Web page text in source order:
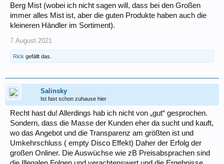
Berg Mist (wobei ich nicht sagen will, dass bei den Großen
immer alles Mist ist, aber die guten Produkte haben auch die
kleineren Händler im Sortiment).
7.August.2021
Rick gefällt das.
Salinsky
Ist fast schon zuhause hier
Recht hast du! Allerdings hab ich nicht von „gut“ gesprochen.
Sondern, dass die Masse der Kunden eher da sucht und kauft,
wo das Angebot und die Transparenz am größten ist und
Umkehrschluss ( empty Disco Effekt) Daher der Erfolg der
großen Onliner. Die Auswüchse wie zB Preisabsprachen sind